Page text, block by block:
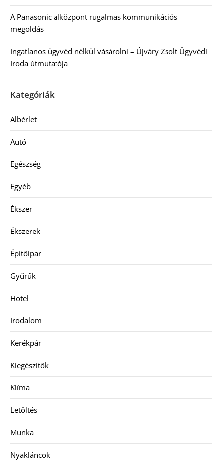
A Panasonic alközpont rugalmas kommunikációs
megoldás
Ingatlanos ügyvéd nélkül vásárolni – Újváry Zsolt Ügyvédi
Iroda útmutatója
Kategóriák
Albérlet
Autó
Egészség
Egyéb
Ékszer
Ékszerek
Építőipar
Gyűrűk
Hotel
Irodalom
Kerékpár
Kiegészítők
Klíma
Letöltés
Munka
Nyakláncok